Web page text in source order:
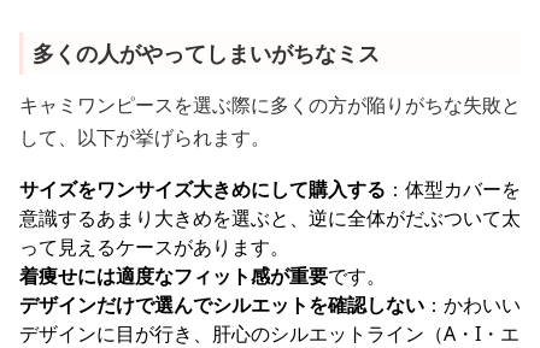
多くの人がやってしまいがちなミス
キャミワンピースを選ぶ際に多くの方が陥りがちな失敗と
して、以下が挙げられます。
サイズをワンサイズ大きめにして購入する ：体型カバーを
意識するあまり大きめを選ぶと、逆に全体がだぶついて太
って見えるケースがあります。
着痩せには適度なフィット感が重要です。
デザインだけで選んでシルエットを確認しない ：かわいい
デザインに目が行き、肝心のシルエットライン（A・I・エ